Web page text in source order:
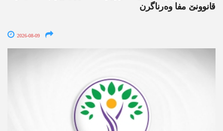
قانوونێ مفا وەرناگرن
2026-08-09